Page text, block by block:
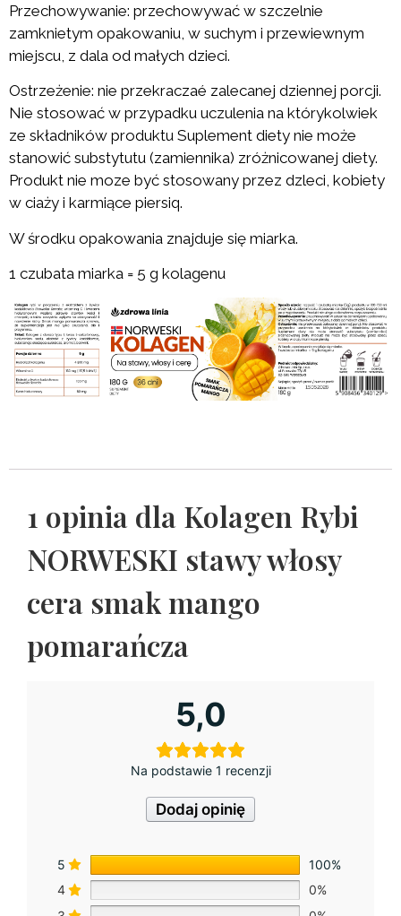
Przechowywanie: przechowywać w szczelnie
zamknietym opakowaniu, w suchym i przewiewnym
miejscu, z dala od małych dzieci.
Ostrzeżenie: nie przekraczaé zalecanej dziennej porcji.
Nie stosować w przypadku uczulenia na którykolwiek
ze składników produktu Suplement diety nie może
stanowić substytutu (zamiennika) zróżnicowanej diety.
Produkt nie moze być stosowany przez dzleci, kobiety
w ciaży i karmiące piersiq.
W środku opakowania znajduje się miarka.
1 czubata miarka = 5 g kolagenu
1 opinia dla Kolagen Rybi
NORWESKI stawy włosy
cera smak mango
pomarańcza
5,0
Na podstawie 1 recenzji
Dodaj opinię
5
100%
4
0%